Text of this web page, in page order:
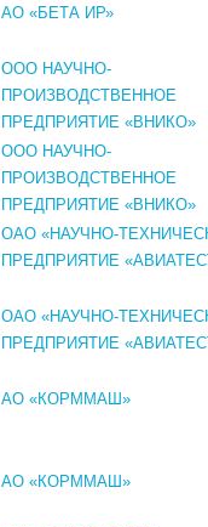
АО «БЕТА ИР»
ООО НАУЧНО-
ПРОИЗВОДСТВЕННОЕ
ПРЕДПРИЯТИЕ «ВНИКО»
ООО НАУЧНО-
ПРОИЗВОДСТВЕННОЕ
ПРЕДПРИЯТИЕ «ВНИКО»
ОАО «НАУЧНО-
ПРЕДПРИЯТИЕ
ОАО «НАУЧНО-
ПРЕДПРИЯТИЕ
АО «КОРММАШ»
АО «КОРММАШ»